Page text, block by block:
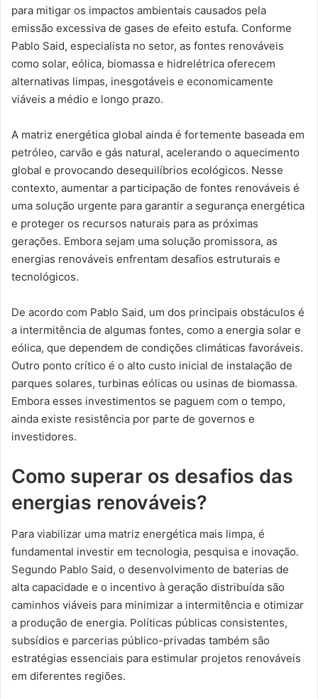
para mitigar os impactos ambientais causados pela
emissão excessiva de gases de efeito estufa. Conforme
Pablo Said, especialista no setor, as fontes renováveis
como solar, eólica, biomassa e hidrelétrica oferecem
alternativas limpas, inesgotáveis e economicamente
viáveis a médio e longo prazo.
A matriz energética global ainda é fortemente baseada em
petróleo, carvão e gás natural, acelerando o aquecimento
global e provocando desequilíbrios ecológicos. Nesse
contexto, aumentar a participação de fontes renováveis é
uma solução urgente para garantir a segurança energética
e proteger os recursos naturais para as próximas
gerações. Embora sejam uma solução promissora, as
energias renováveis enfrentam desafios estruturais e
tecnológicos.
De acordo com Pablo Said, um dos principais obstáculos é
a intermitência de algumas fontes, como a energia solar e
eólica, que dependem de condições climáticas favoráveis.
Outro ponto crítico é o alto custo inicial de instalação de
parques solares, turbinas eólicas ou usinas de biomassa.
Embora esses investimentos se paguem com o tempo,
ainda existe resistência por parte de governos e
investidores.
Como superar os desafios das
energias renováveis?
Para viabilizar uma matriz energética mais limpa, é
fundamental investir em tecnologia, pesquisa e inovação.
Segundo Pablo Said, o desenvolvimento de baterias de
alta capacidade e o incentivo à geração distribuída são
caminhos viáveis para minimizar a intermitência e otimizar
a produção de energia. Políticas públicas consistentes,
subsídios e parcerias público-privadas também são
estratégias essenciais para estimular projetos renováveis
em diferentes regiões.